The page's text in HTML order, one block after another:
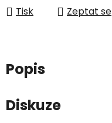
Tisk Zeptat se
Popis
Diskuze